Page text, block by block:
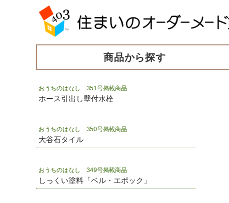
商品から探す
おうちのはなし 351号掲載商品
ホース引出し壁付水栓
おうちのはなし 350号掲載商品
大谷石タイル
おうちのはなし 349号掲載商品
しっくい塗料「ベル・エポック」